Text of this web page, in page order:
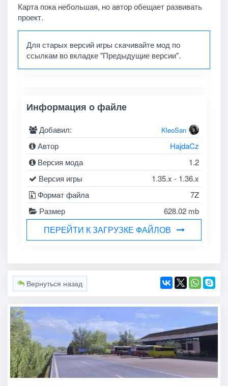
Карта пока небольшая, но автор обещает развивать
проект.
Для старых версий игры скачивайте мод по
ссылкам во вкладке "Предыдущие версии".
Информация о файле
Добавил: KleoSan
Автор
HajdaCz
Версия мода
1.2
Версия игры
1.35.x - 1.36.x
Формат файла
7Z
Размер
628.02 mb
ПЕРЕЙТИ К ЗАГРУЗКЕ ФАЙЛОВ
Вернуться назад